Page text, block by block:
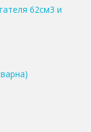
62см3 и